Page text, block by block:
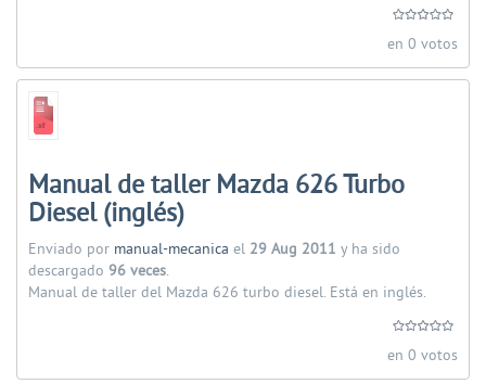
en 0 votos
Manual de taller Mazda 626 Turbo
Diesel (inglés)
Enviado por manual-mecanica el 29 Aug 2011 y ha sido
descargado 96 veces.
Manual de taller del Mazda 626 turbo diesel. Está en inglés.
en 0 votos